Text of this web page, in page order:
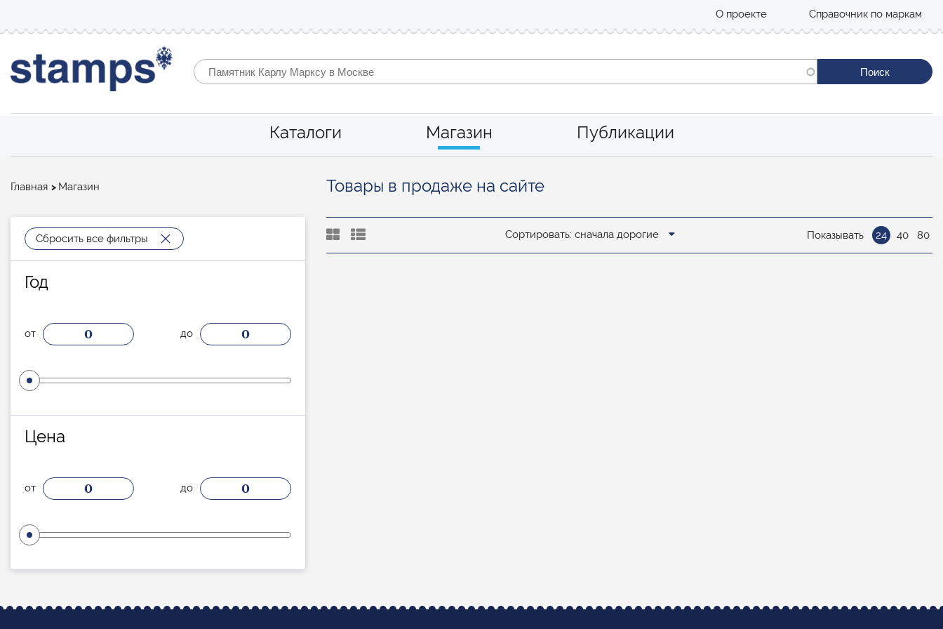
О проекте Справочник по маркам
Каталоги Магазин Публикации
Строка
Главная Магазин Товары в продаже на сайте
Сбросить все фильтры
Год
от 0 до 0
Цена
от 0 до 0
Сортировать: сначала дорогие Показывать 24 40 80